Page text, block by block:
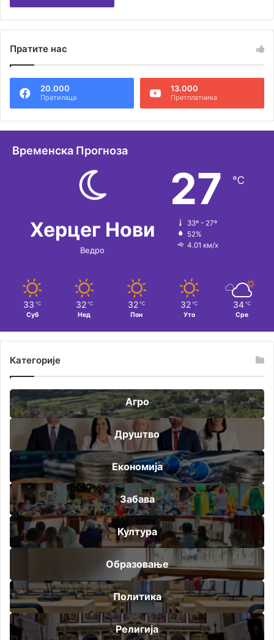
т
н
т
Пратите нас
20.000
Пратилаца
13.000
Претплатника
Временска Прогноза
Херцег Нови
Ведро
27 ℃
33º - 27º
52%
4.01 км/х
33 ℃
Суб
32 ℃
Нед
32 ℃
Пон
32 ℃
Уто
34 ℃
Сре
Категорије
Агро
Друштво
Економија
Забава
Култура
Образовање
Политика
Религија